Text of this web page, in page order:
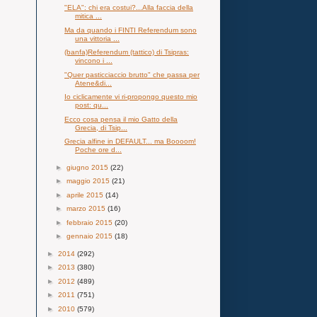
"ELA": chi era costui?...Alla faccia della
mitica ...
Ma da quando i FINTI Referendum sono
una vittoria ...
(banfa)Referendum (tattico) di Tsipras:
vincono i ...
"Quer pasticciaccio brutto" che passa per
Atene&di...
Io ciclicamente vi ri-propongo questo mio
post: qu...
Ecco cosa pensa il mio Gatto della
Grecia, di Tsip...
Grecia alfine in DEFAULT... ma Boooom!
Poche ore d...
► giugno 2015 (22)
► maggio 2015 (21)
► aprile 2015 (14)
► marzo 2015 (16)
► febbraio 2015 (20)
► gennaio 2015 (18)
► 2014 (292)
► 2013 (380)
► 2012 (489)
► 2011 (751)
► 2010 (579)